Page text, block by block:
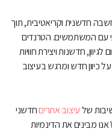
חדשנית וקריאטיבית, תוך
עם המשתמשים. הטרנדים
לגיוון, חדשנות ויצירת חוויות
כיוון חדש ומרגש בעיצוב
שלעיצוב אתריםחדשני
ומעורר השראה אינה יכולה להיערך. בWeb3D אנו מבינים את הדינמיות